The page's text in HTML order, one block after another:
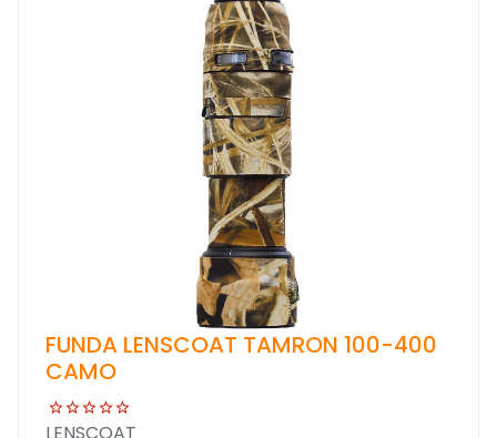
FUNDA LENSCOAT TAMRON 100-400
CAMO
LENSCOAT